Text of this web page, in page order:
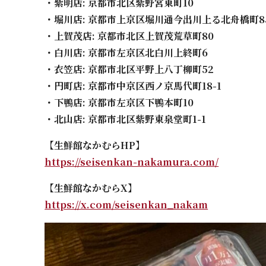
・堀川店: 京都市上京区堀川通今出川上る北舟橋町
・上賀茂店: 京都市北区上賀茂荒草町80
・白川店: 京都市左京区北白川上終町6
・衣笠店: 京都市北区平野上八丁柳町52
・円町店: 京都市中京区西ノ京馬代町18-1
・下鴨店: 京都市左京区下鴨本町10
・北山店: 京都市北区紫野東泉堂町1-1
【生鮮館なかむらHP】
https://seisenkan-nakamura.com/
【生鮮館なかむらX】
https://x.com/seisenkan_nakam